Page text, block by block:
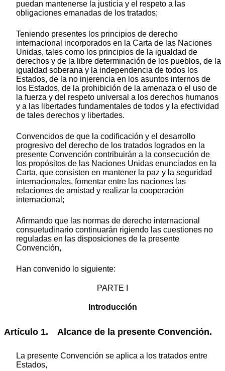
puedan mantenerse la justicia y el respeto a las
obligaciones emanadas de los tratados;
Teniendo presentes los principios de derecho
internacional incorporados en la Carta de las Naciones
Unidas, tales como los principios de la igualdad de
derechos y de la libre determinación de los pueblos, de la
igualdad soberana y la independencia de todos los
Estados, de la no injerencia en los asuntos internos de
los Estados, de la prohibición de la amenaza o el uso de
la fuerza y del respeto universal a los derechos humanos
y a las libertades fundamentales de todos y la efectividad
de tales derechos y libertades.
Convencidos de que la codificación y el desarrollo
progresivo del derecho de los tratados logrados en la
presente Convención contribuirán a la consecución de
los propósitos de las Naciones Unidas enunciados en la
Carta, que consisten en mantener la paz y la seguridad
internacionales, fomentar entre las naciones las
relaciones de amistad y realizar la cooperación
internacional;
Afirmando que las normas de derecho internacional
consuetudinario continuarán rigiendo las cuestiones no
reguladas en las disposiciones de la presente
Convención,
Han convenido lo siguiente:
PARTE I
Introducción
Artículo 1. Alcance de la presente Convención.
La presente Convención se aplica a los tratados entre
Estados,